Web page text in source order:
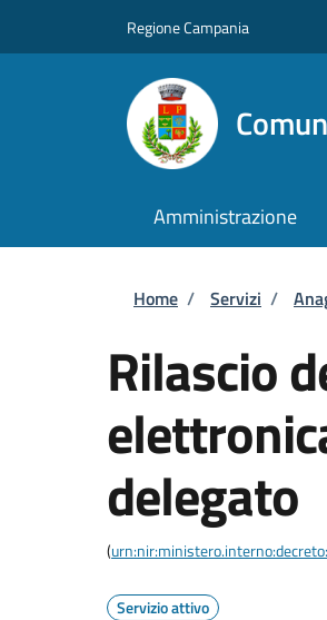
Regione Campania
Amministrazione
Briciole
Home / Servizi /
Rilascio
delegato
(
Servizio attivo